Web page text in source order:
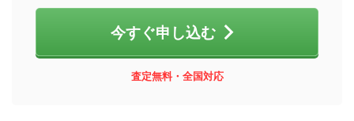
今すぐ申し込む
査定無料・全国対応